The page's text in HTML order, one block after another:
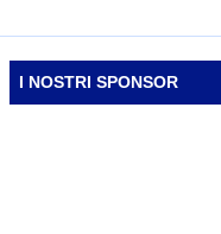
I NOSTRI SPONSOR